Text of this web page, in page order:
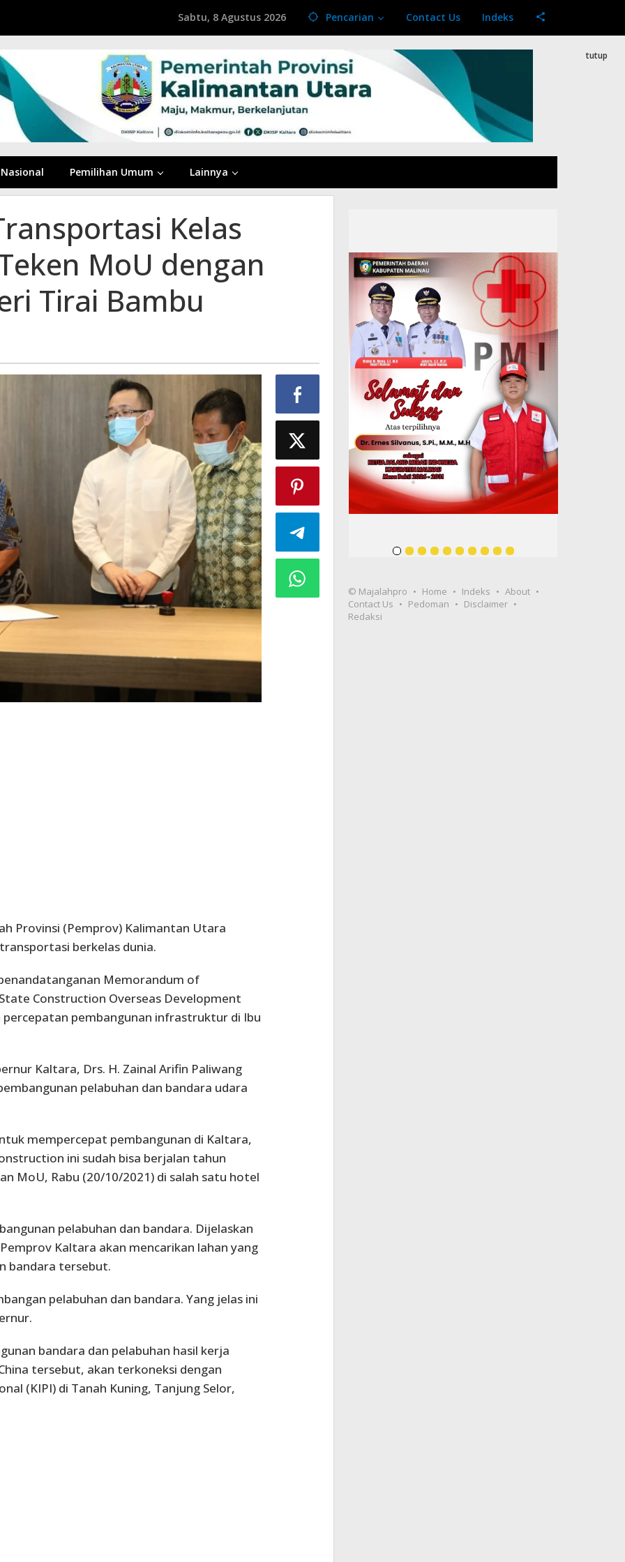
Sabtu, 8 Agustus 2026 Pencarian Contact Us Indeks
Nasional Pemilihan Umum Lainnya
tutup
Kelas
MoU dengan
Tirai Bambu
Provinsi (Pemprov) Kalimantan Utara
berkelas dunia.
Memorandum of
Construction Overseas Development
pembangunan infrastruktur di Ibu
Kaltara, Drs. H. Zainal Arifin Paliwang
pelabuhan dan bandara udara
mempercepat pembangunan di Kaltara,
ini sudah bisa berjalan tahun
MoU, Rabu (20/10/2021) di salah satu hotel
pelabuhan dan bandara. Dijelaskan
Kaltara akan mencarikan lahan yang
bandara tersebut.
pelabuhan dan bandara. Yang jelas ini
bandara dan pelabuhan hasil kerja
tersebut, akan terkoneksi dengan
(KIPI) di Tanah Kuning, Tanjung Selor,
© Majalahpro Home Indeks
About
Contact Us
Pedoman
Disclaimer
Redaksi